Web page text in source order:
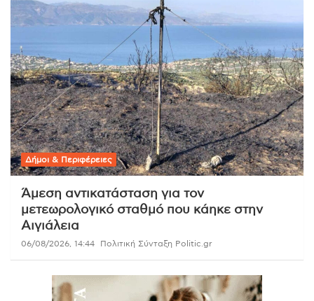
Δήμοι & Περιφέρειες
Άμεση αντικατάσταση για τον
μετεωρολογικό σταθμό που κάηκε στην
Αιγιάλεια
06/08/2026, 14:44 Πολιτική Σύνταξη Politic.gr